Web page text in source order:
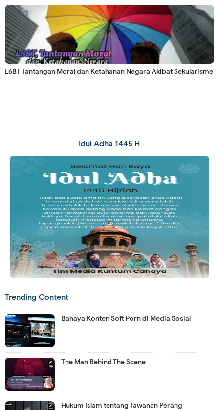
L6BT Tantangan Moral dan Ketahanan Negara Akibat Sekularisme
Idul Adha 1445 H
Trending Content
Bahaya Konten Soft Porn di Media Sosial
The Man Behind The Scene
Hukum Islam tentang Tawanan Perang